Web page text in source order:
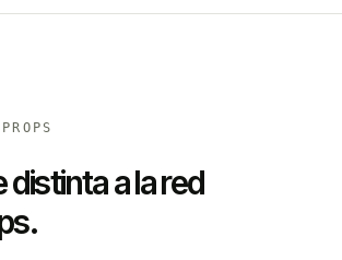
distinta a la red